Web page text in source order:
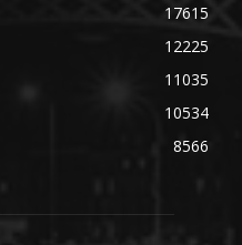
17615
12225
11035
10534
8566